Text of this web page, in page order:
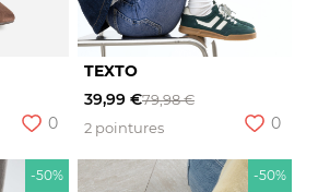
0
TEXTO
39,99 €79,98 €
2 pointures
0
-50% -50%